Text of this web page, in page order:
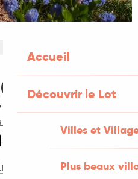
Accueil
Découvrir le Lot
Villes et
Plus beaux
€
les tarifs
prestation(s)